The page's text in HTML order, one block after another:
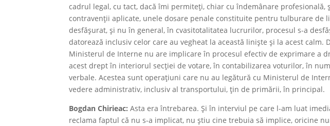
cadrul legal, cu tact, dacă îmi permiteți, chiar cu îndemânare profesională,
contravenții aplicate, unele dosare penale constituite pentru tulburare de
desfășurat, și nu în general, în cvasitotalitatea lucrurilor, procesul s-a
datorează inclusiv celor care au vegheat la această liniște și la acest calm.
Ministerul de Interne nu are implicare în procesul efectiv de exprimare a
acest drept în interiorul secției de votare, în contabilizarea voturilor, în
verbale. Acestea sunt operațiuni care nu au legătură cu Ministerul de
vedere administrativ, inclusiv al transportului, țin de primării, în principal.
Bogdan Chirieac: Asta era întrebarea. Și în interviul pe care l-am luat
reclama faptul că nu s-a implicat, nu știu cine trebuia să implice, oricine